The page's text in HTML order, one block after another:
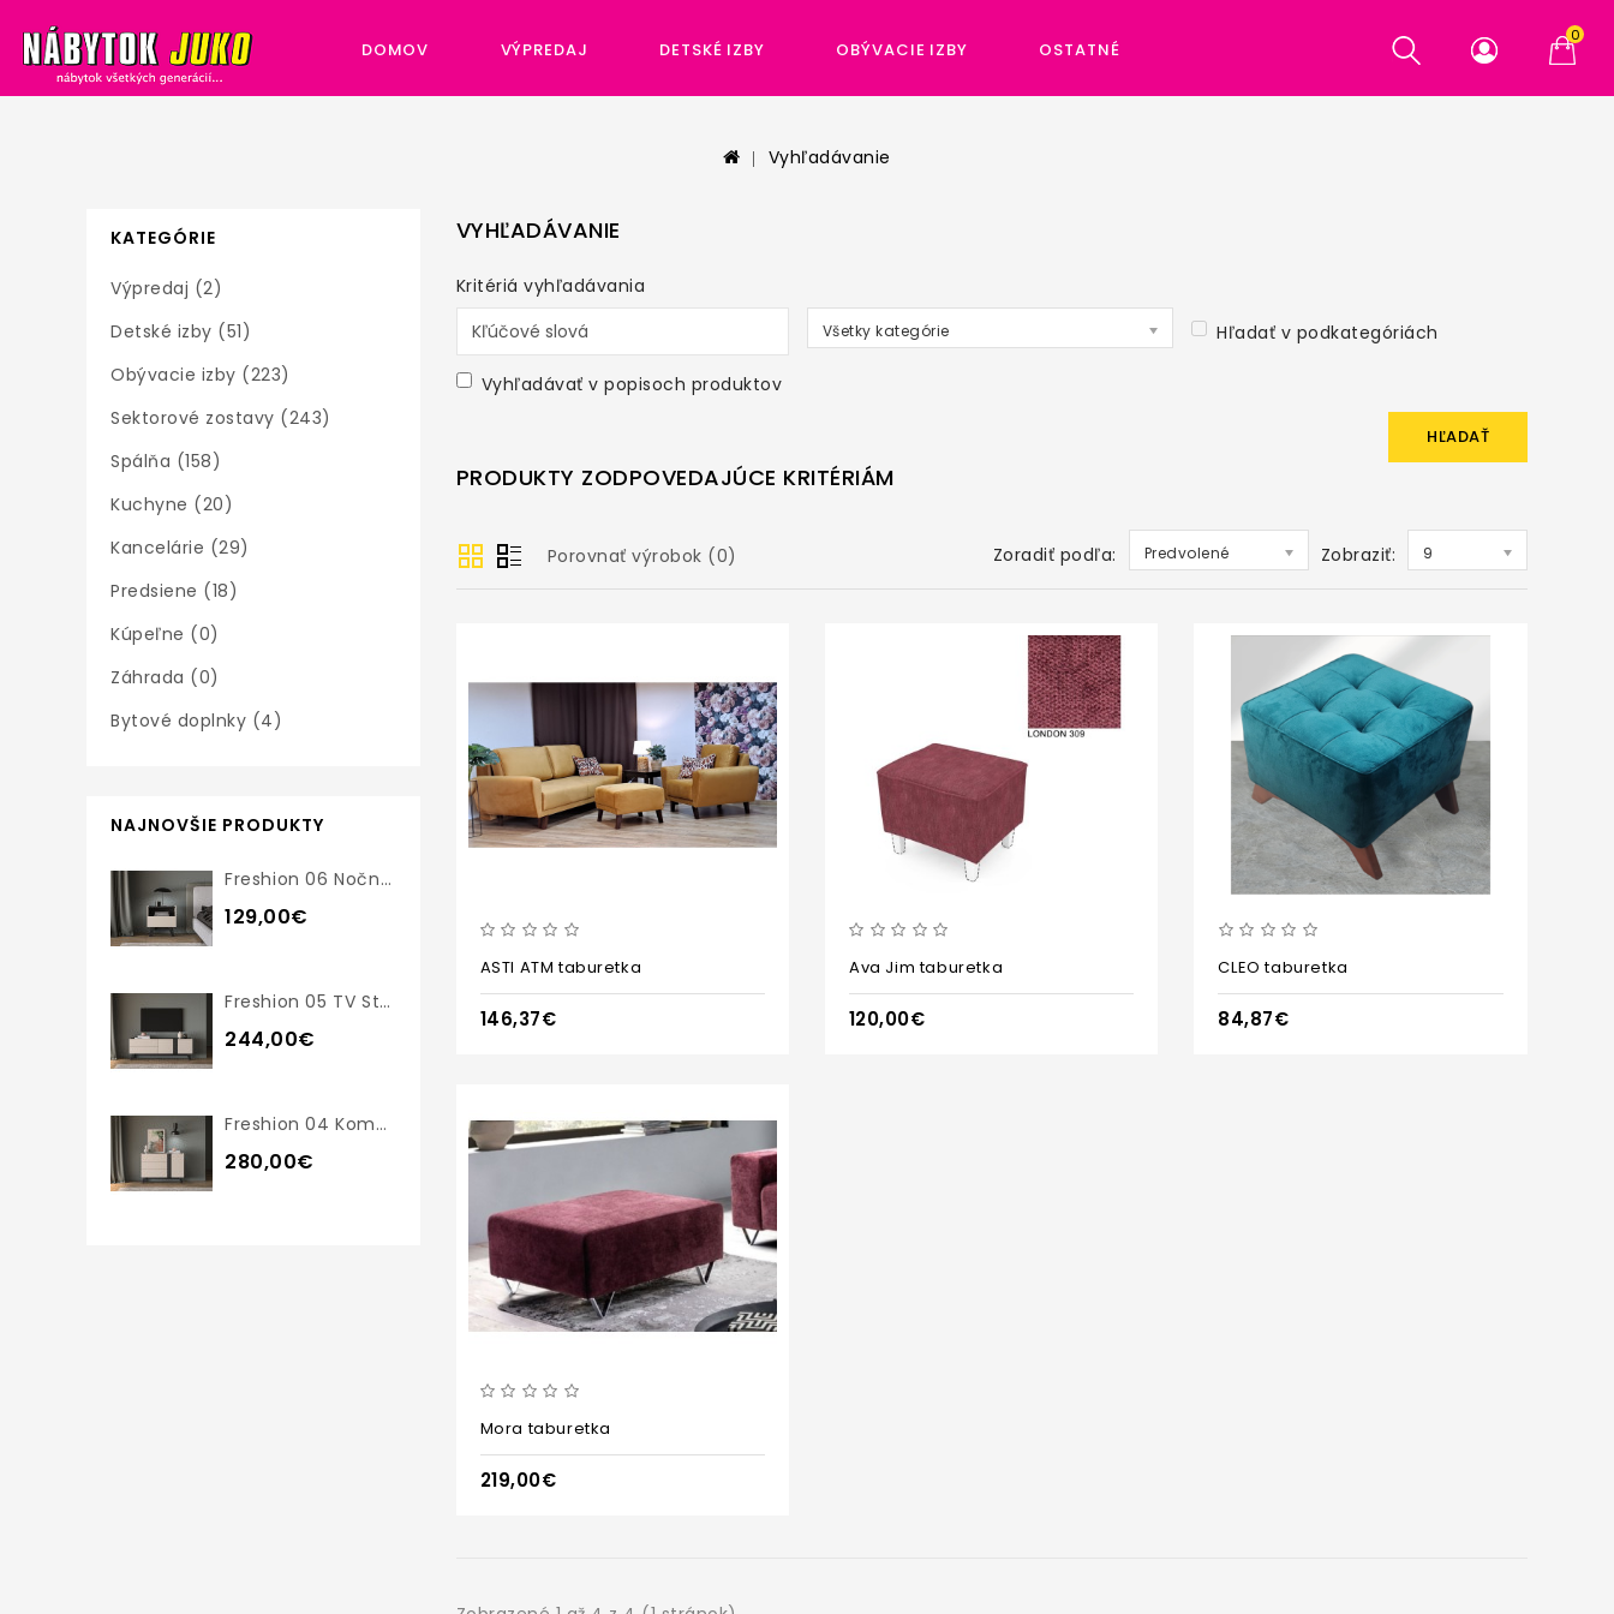
0
DOMOV VÝPREDAJ DETSKÉ IZBY OBÝVACIE IZBY OSTATNÉ
Vyhľadávanie
KATEGÓRIE
Výpredaj (2)
Detské izby (51)
Obývacie izby (223)
Sektorové zostavy (243)
Spálňa (158)
Kuchyne (20)
Kancelárie (29)
Predsiene (18)
Kúpeľne (0)
Záhrada (0)
Bytové doplnky (4)
NAJNOVŠIE PRODUKTY
Freshion 06 Nočný Stolík
129,00€
Freshion 05 TV Stolík
244,00€
Freshion 04 Komoda
280,00€
VYHĽADÁVANIE
Kritériá vyhľadávania
Všetky kategórie Hľadať v podkategóriách
Vyhľadávať v popisoch produktov
PRODUKTY ZODPOVEDAJÚCE KRITÉRIÁM
Porovnať výrobok (0) Zoradiť podľa: Predvolené Zobraziť: 9
ASTI ATM taburetka
146,37€
Ava Jim taburetka
120,00€
CLEO taburetka
84,87€
Mora taburetka
219,00€